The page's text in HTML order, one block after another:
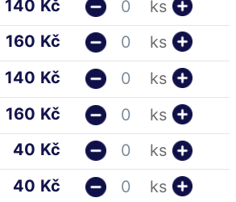
140 Kč
ks
160 Kč
ks
140 Kč
ks
160 Kč
ks
40 Kč
ks
40 Kč
ks